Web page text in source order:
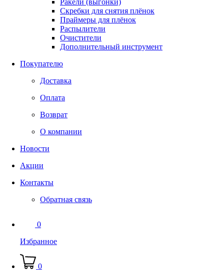
Скребки для снятия плёнок
Праймеры для плёнок
Распылители
Очистители
Дополнительный инструмент
Покупателю
Доставка
Оплата
Возврат
О компании
Новости
Акции
Контакты
Обратная связь
0
Избранное
0